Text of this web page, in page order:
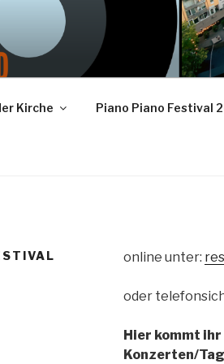
FESTIVAL
– mail: info@o-tonemusic.de
Kirche Piano Piano Festival
online unter:
oder
Hier kommt
Konzerten/